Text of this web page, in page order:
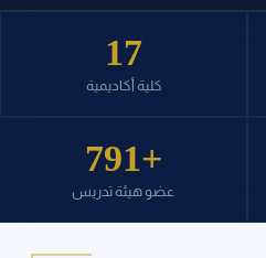
17
كلية أكاديمية
791+
عضو هيئة تدريس